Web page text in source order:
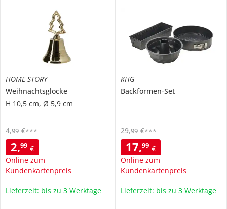
HOME STORY
Weihnachtsglocke
H 10,5 cm, Ø 5,9 cm
2,99 €
Online zum
Kundenkartenpreis
4,99 €***
Lieferzeit: bis zu 3 Werktage
KHG
Backformen-Set
17,99 €
Online zum
Kundenkartenpreis
29,99 €***
Lieferzeit: bis zu 3 Werktage